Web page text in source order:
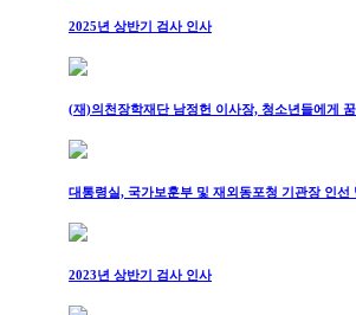
2025년 상반기 검사 인사
(재)의천장학재단 남정헌 이사장, 청소년들에게
대통령실, 국가보훈부 및 재외동포청 기관장 인선
2023년 상반기 검사 인사